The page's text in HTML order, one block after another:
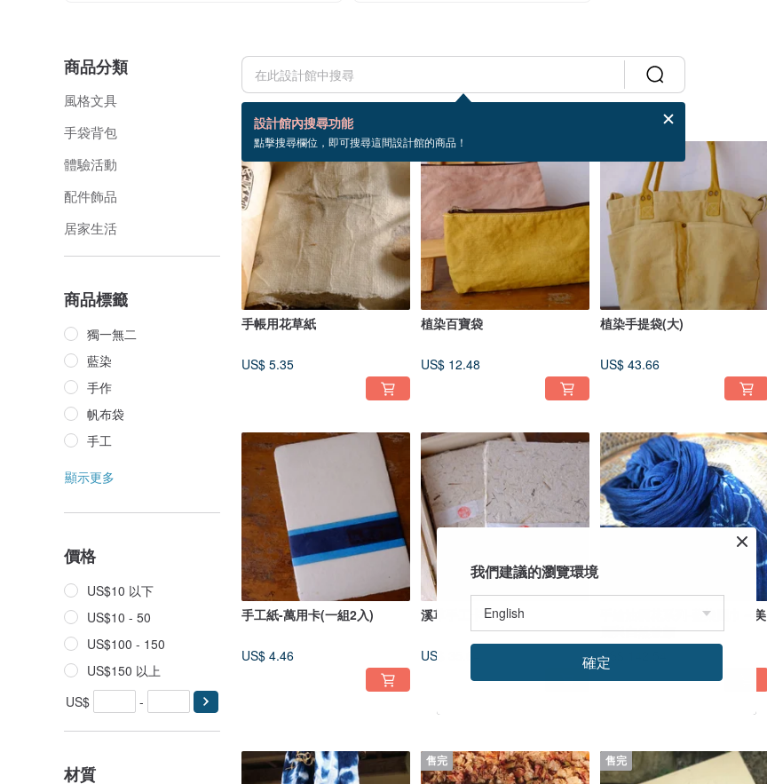
商品分類
風格文具
手袋背包
體驗活動
配件飾品
居家生活
商品標籤
獨一無二
藍染
手作
帆布袋
手工
顯示更多
價格
US$10 以下
US$10 - 50
US$100 - 150
US$150 以上
US$
-
材質
設計館內搜尋功能
點擊搜尋欄位，即可搜尋這間設計館的商品！
16 個商品
手帳用花草紙
US$ 5.35
植染百寶袋
US$ 12.48
植染手提袋(大)
US$ 43.66
手工紙-萬用卡(一組2入)
US$ 4.46
溪草手工卡
US$ 35.64
手繪油桐花系列-藍染圍巾－美
麗與自然兼顧
US$ 142.54
售完 售完
我們建議的瀏覽環境
確定